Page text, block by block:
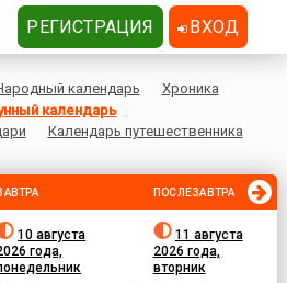
календарь
Хроника
календарь
Календарь путешественника
10 августа
года,
ПОСЛЕЗАВТРА
11 августа
2026 года,
вторник
РЕГИСТРАЦИЯ ВХОД